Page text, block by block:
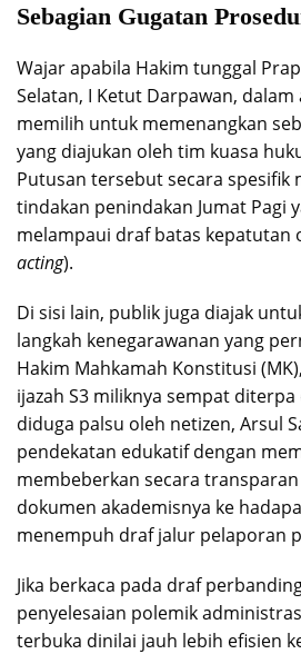
Sebagian Gugatan
Wajar apabila Hakim tunggal
Selatan, I Ketut Darpawan,
memilih untuk memenangkan
yang diajukan oleh tim kuasa
Putusan tersebut secara spesifik
tindakan penindakan Jumat Pagi
melampaui draf batas kepatutan
acting).
Di sisi lain, publik juga diajak
langkah kenegarawanan yang
Hakim Mahkamah Konstitusi
ijazah S3 miliknya sempat
diduga palsu oleh netizen, Arsul
pendekatan edukatif dengan
membeberkan secara
dokumen akademisnya ke
menempuh draf jalur pelaporan
Jika berkaca pada draf
penyelesaian polemik
terbuka dinilai jauh lebih efisien